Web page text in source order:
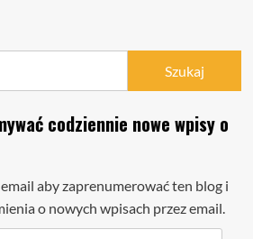
codziennie nowe wpisy o
aby zaprenumerować ten blog i
o nowych wpisach przez email.